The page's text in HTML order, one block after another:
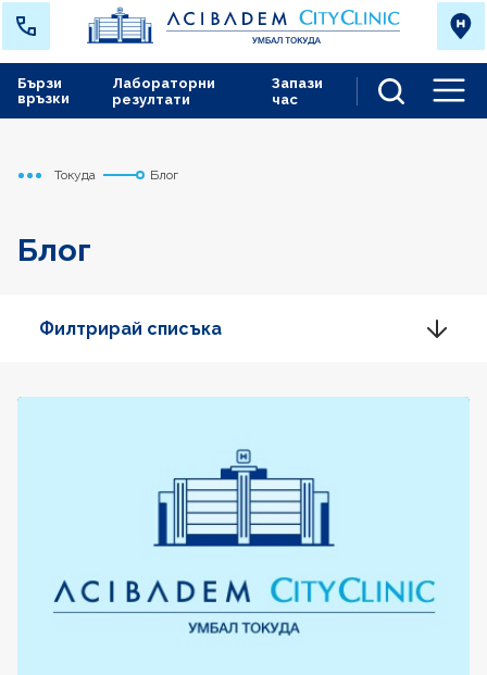
Лабораторни
резултати
Запази
час
Бързи
връзки
Начало
Токуда Блог
Блог
Филтрирай списъка